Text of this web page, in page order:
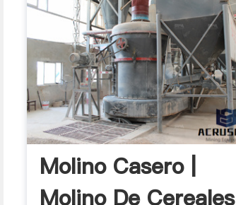
Molino Casero |
Molino De Cereales |